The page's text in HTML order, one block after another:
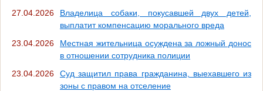
27.04.2026
Владелица собаки, покусавшей двух детей,
выплатит компенсацию морального вреда
23.04.2026
Местная жительница осуждена за ложный донос
в отношении сотрудника полиции
23.04.2026
Суд защитил права гражданина, выехавшего из
зоны с правом на отселение